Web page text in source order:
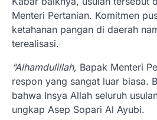
Menteri Pertanian. Komitmen
ketahanan pangan di daerah
terealisasi.
“Alhamdulillah, Bapak Menteri
respon yang sangat luar biasa.
bahwa Insya Allah seluruh
ungkap Asep Sopari Al Ayubi.